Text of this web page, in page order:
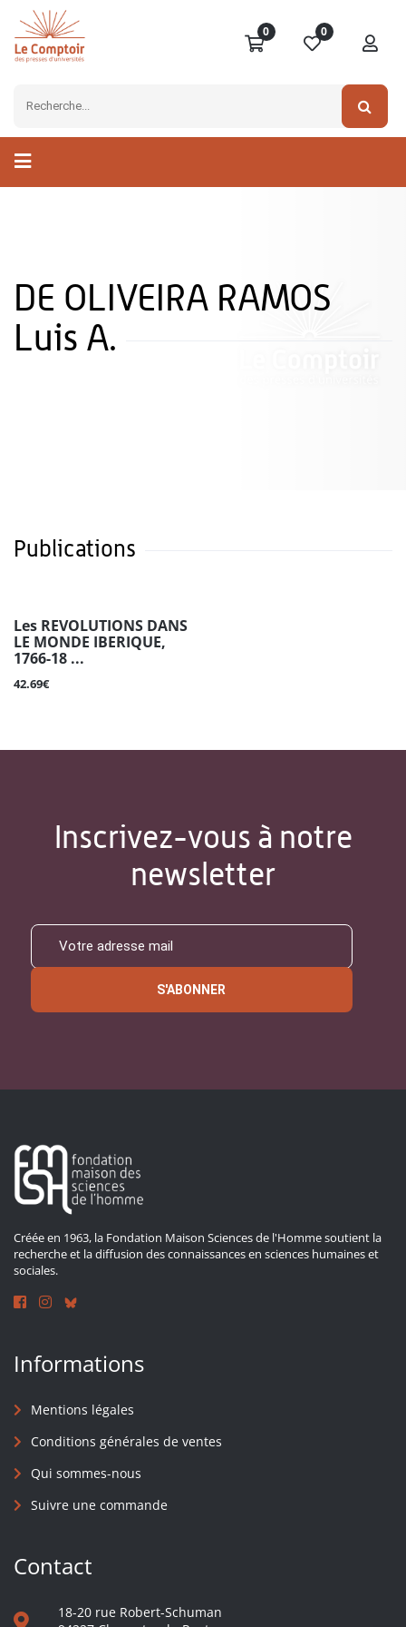
0 0
DE OLIVEIRA RAMOS
Luis A.
Publications
Les REVOLUTIONS DANS
LE MONDE IBERIQUE,
1766-18 ...
42.69€
Inscrivez-vous à notre
newsletter
S'ABONNER
Créée en 1963, la Fondation Maison Sciences de l'Homme soutient la
recherche et la diffusion des connaissances en sciences humaines et
sociales.
Informations
Mentions légales
Conditions générales de ventes
Qui sommes-nous
Suivre une commande
Contact
18-20 rue Robert-Schuman